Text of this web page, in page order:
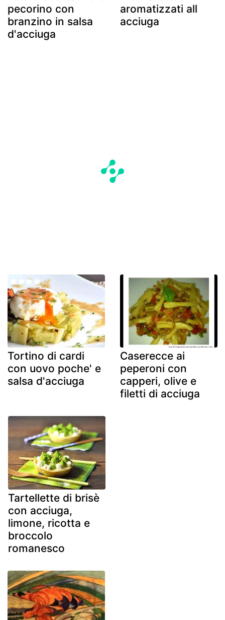
pecorino con
branzino in salsa
d'acciuga
aromatizzati all
acciuga
Tortino di cardi
con uovo poche' e
salsa d'acciuga
Caserecce ai
peperoni con
capperi, olive e
filetti di acciuga
Tartellette di brisè
con acciuga,
limone, ricotta e
broccolo
romanesco